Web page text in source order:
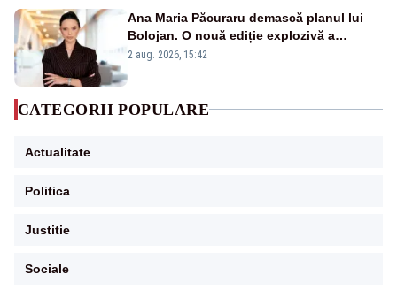
Ana Maria Păcuraru demască planul lui
Bolojan. O nouă ediție explozivă a
emisiunii „Miza Zilei” la Realitatea PLUS
2 aug. 2026, 15:42
CATEGORII POPULARE
Actualitate
Politica
Justitie
Sociale